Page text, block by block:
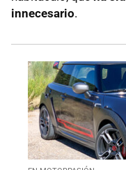
innecesario.